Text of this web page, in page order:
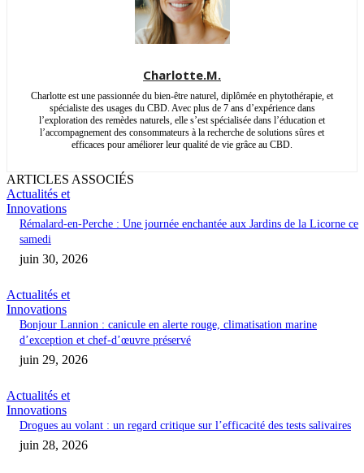
Charlotte.M.
Charlotte est une passionnée du bien-être naturel, diplômée en phytothérapie, et
spécialiste des usages du CBD. Avec plus de 7 ans d’expérience dans
l’exploration des remèdes naturels, elle s’est spécialisée dans l’éducation et
l’accompagnement des consommateurs à la recherche de solutions sûres et
efficaces pour améliorer leur qualité de vie grâce au CBD.
ARTICLES ASSOCIÉS
Actualités et
Innovations
Rémalard-en-Perche : Une journée enchantée aux Jardins de la Licorne ce
samedi
juin 30, 2026
Actualités et
Innovations
Bonjour Lannion : canicule en alerte rouge, climatisation marine
d’exception et chef-d’œuvre préservé
juin 29, 2026
Actualités et
Innovations
Drogues au volant : un regard critique sur l’efficacité des tests salivaires
juin 28, 2026